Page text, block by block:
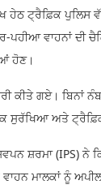
ਹੇਠ ਟ੍ਰੈਫ਼ਿਕ ਪੁਲਿਸ
ਵਾਹਨਾਂ ਦੀ
ਹੋਣ।
ਕੀਤੇ ਗਏ। ਬਿਨਾਂ
ਸੁਰੱਖਿਆ ਅਤੇ
ਸ਼ਰਮਾ (IPS) ਨੇ
ਮਾਲਕਾਂ ਨੂੰ